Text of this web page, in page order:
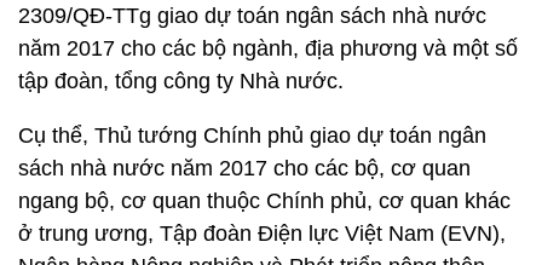
2309/QĐ-TTg giao dự toán ngân sách nhà nước
năm 2017 cho các bộ ngành, địa phương và một số
tập đoàn, tổng công ty Nhà nước.
Cụ thể, Thủ tướng Chính phủ giao dự toán ngân
sách nhà nước năm 2017 cho các bộ, cơ quan
ngang bộ, cơ quan thuộc Chính phủ, cơ quan khác
ở trung ương, Tập đoàn Điện lực Việt Nam (EVN),